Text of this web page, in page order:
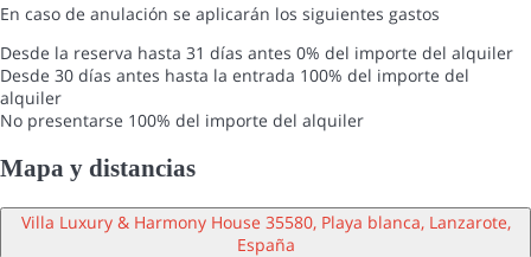
En caso de anulación se aplicarán los siguientes gastos
Desde la reserva hasta 31 días antes 0% del importe del alquiler
Desde 30 días antes hasta la entrada 100% del importe del
alquiler
No presentarse 100% del importe del alquiler
Mapa y distancias
Villa Luxury & Harmony House 35580, Playa blanca, Lanzarote,
España